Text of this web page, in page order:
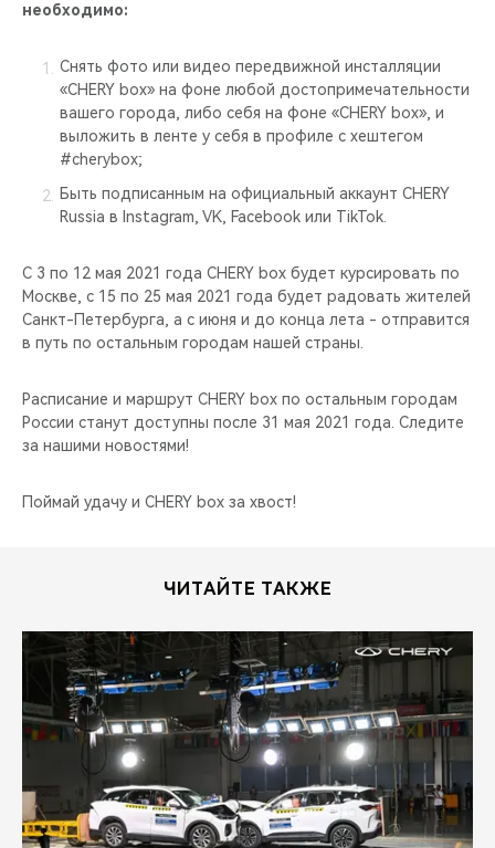
необходимо:
Снять фото или видео передвижной инсталляции
«CHERY box» на фоне любой достопримечательности
вашего города, либо себя на фоне «CHERY box», и
выложить в ленте у себя в профиле с хештегом
#cherybox;
Быть подписанным на официальный аккаунт CHERY
Russia в Instagram, VK, Facebook или TikTok.
С 3 по 12 мая 2021 года CHERY box будет курсировать по
Москве, с 15 по 25 мая 2021 года будет радовать жителей
Санкт-Петербурга, а с июня и до конца лета - отправится
в путь по остальным городам нашей страны.
Расписание и маршрут СHERY box по остальным городам
России станут доступны после 31 мая 2021 года. Следите
за нашими новостями!
Поймай удачу и CHERY box за хвост!
ЧИТАЙТЕ ТАКЖЕ